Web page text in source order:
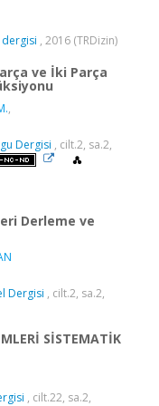
, 2016 (TRDizin)
ve İki Parça
,
Dergisi , cilt.2, sa.2,
Derleme ve
Dergisi , cilt.2, sa.2,
SİSTEMATİK
, cilt.22, sa.2,